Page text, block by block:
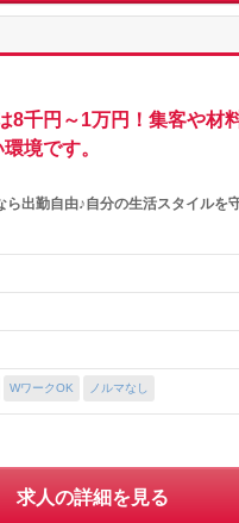
8千円～1万円！集客や材
境です。
出勤自由♪自分の生活スタイルを
WワークOK ノルマなし
求人の詳細を見る